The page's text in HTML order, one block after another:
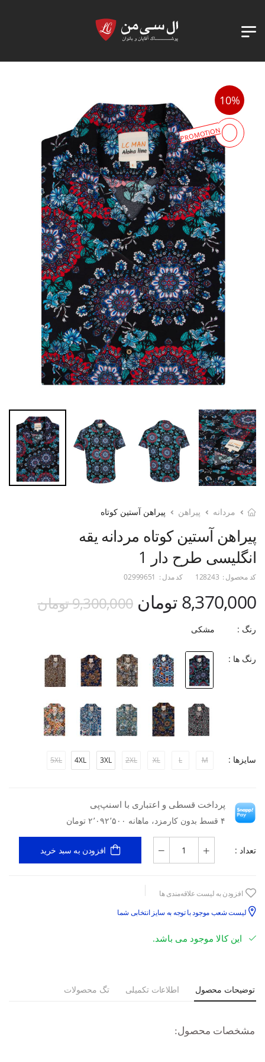
10%
PROMOTION
مردانه پیراهن پیراهن آستین کوتاه
پیراهن آستین کوتاه مردانه یقه
انگلیسی طرح دار 1
کد محصول : 128243 کد مدل : 02999651
8,370,000 تومان 9,300,000 تومان
رنگ : مشکی
رنگ ها :
سایزها : M
L
XL
2XL
3XL
4XL
5XL
پرداخت قسطی و اعتباری با اسنپ‌پی
۴ قسط بدون کارمزد، ماهانه ۲٬۰۹۲٬۵۰۰ تومان
تعداد : افزودن به سبد خرید
افزودن به لیست علاقه‌مندی ها
لیست شعب موجود با توجه به سایز انتخابی شما
این کالا موجود می باشد.
توضیحات محصول اطلاعات تکمیلی تگ محصولات
مشخصات محصول: